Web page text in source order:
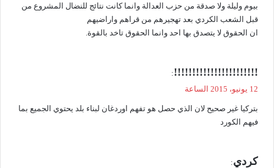
بيوم وليلة ولا صدقة من حزب العدالة وانما كانت نتائج للنضال المشروع من
قبل الشعب الكردي بعد تهجيرهم من قراهم واراضيهم
ان الحقوق لا يتصدق بها احد وانما الحقوق تاخد بالقوة.
ي
ل
!!!!!!!!!!!!!!!!!!!!!!!
:
12 يونيو، 2015 الساعة
بتركيا غير صحيح لان الذي حصل هو تفهم اوردغان لبناء بلد يحتوي الجميع بما
فيهم الكورد
يكردي: